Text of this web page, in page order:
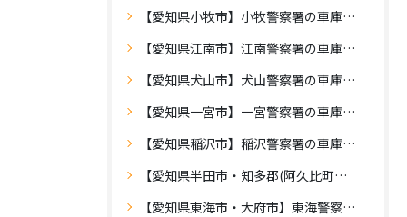
【愛知県小牧市】小牧警察署の車庫証明
【愛知県江南市】江南警察署の車庫証明
【愛知県犬山市】犬山警察署の車庫証明
【愛知県一宮市】一宮警察署の車庫証明
【愛知県稲沢市】稲沢警察署の車庫証明
【愛知県半田市・知多郡(阿久比町・武豊町・東浦町・美浜町・南知多町)】半田警察署の車庫証明
【愛知県東海市・大府市】東海警察署の車庫証明